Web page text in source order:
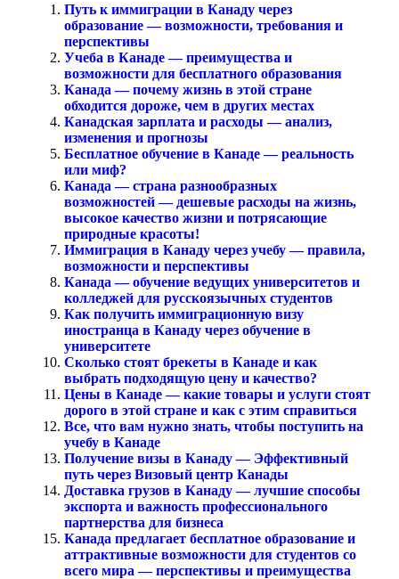
Путь к иммиграции в Канаду через
образование — возможности, требования и
перспективы
Учеба в Канаде — преимущества и
возможности для бесплатного образования
Канада — почему жизнь в этой стране
обходится дороже, чем в других местах
Канадская зарплата и расходы — анализ,
изменения и прогнозы
Бесплатное обучение в Канаде — реальность
или миф?
Канада — страна разнообразных
возможностей — дешевые расходы на жизнь,
высокое качество жизни и потрясающие
природные красоты!
Иммиграция в Канаду через учебу — правила,
возможности и перспективы
Канада — обучение ведущих университетов и
колледжей для русскоязычных студентов
Как получить иммиграционную визу
иностранца в Канаду через обучение в
университете
Сколько стоят брекеты в Канаде и как
выбрать подходящую цену и качество?
Цены в Канаде — какие товары и услуги стоят
дорого в этой стране и как с этим справиться
Все, что вам нужно знать, чтобы поступить на
учебу в Канаде
Получение визы в Канаду — Эффективный
путь через Визовый центр Канады
Доставка грузов в Канаду — лучшие способы
экспорта и важность профессионального
партнерства для бизнеса
Канада предлагает бесплатное образование и
аттрактивные возможности для студентов со
всего мира — перспективы и преимущества